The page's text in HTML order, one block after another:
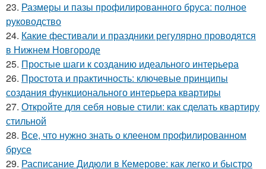
23. Размеры и пазы профилированного бруса: полное
руководство
24. Какие фестивали и праздники регулярно проводятся
в Нижнем Новгороде
25. Простые шаги к созданию идеального интерьера
26. Простота и практичность: ключевые принципы
создания функционального интерьера квартиры
27. Откройте для себя новые стили: как сделать квартиру
стильной
28. Все, что нужно знать о клееном профилированном
брусе
29. Расписание Дидюли в Кемерове: как легко и быстро